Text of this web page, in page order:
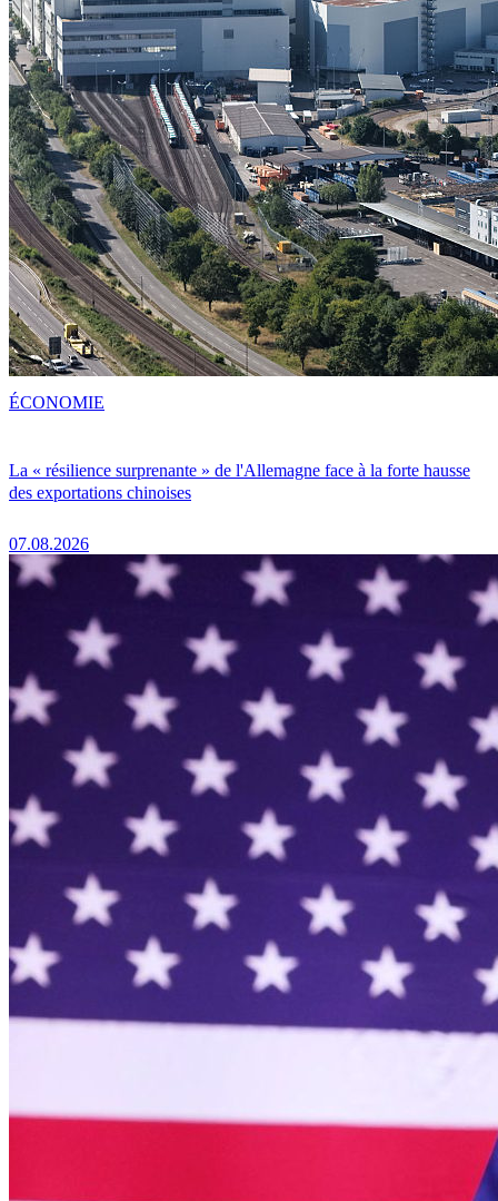
La « résilience surprenante » de l'Allemagne face à la forte hausse
des exportations chinoises
07.08.2026
ÉCONOMIE